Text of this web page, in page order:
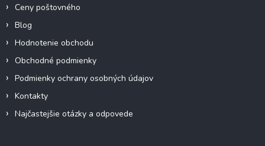
Ceny poštovného
Blog
Hodnotenie obchodu
Obchodné podmienky
Podmienky ochrany osobných údajov
Kontakty
Najčastejšie otázky a odpovede